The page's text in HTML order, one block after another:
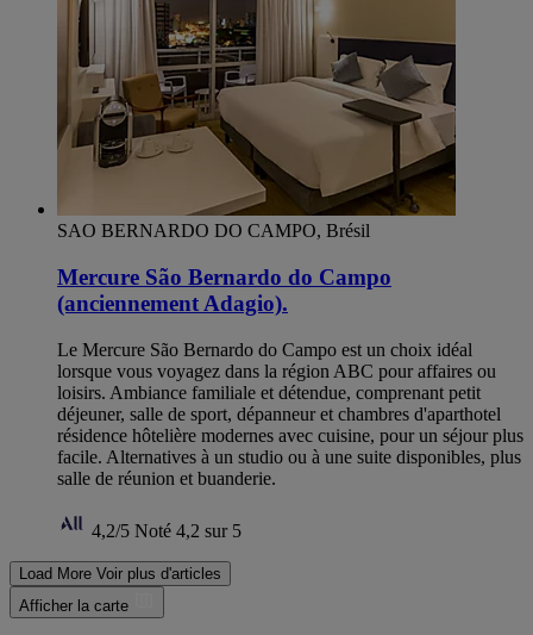
SAO BERNARDO DO CAMPO, Brésil
Mercure São Bernardo do Campo
(anciennement Adagio).
Le Mercure São Bernardo do Campo est un choix idéal
lorsque vous voyagez dans la région ABC pour affaires ou
loisirs. Ambiance familiale et détendue, comprenant petit
déjeuner, salle de sport, dépanneur et chambres d'aparthotel
résidence hôtelière modernes avec cuisine, pour un séjour plus
facile. Alternatives à un studio ou à une suite disponibles, plus
salle de réunion et buanderie.
4,2/5 Noté 4,2 sur 5
Load More Voir plus d'articles
Afficher la carte